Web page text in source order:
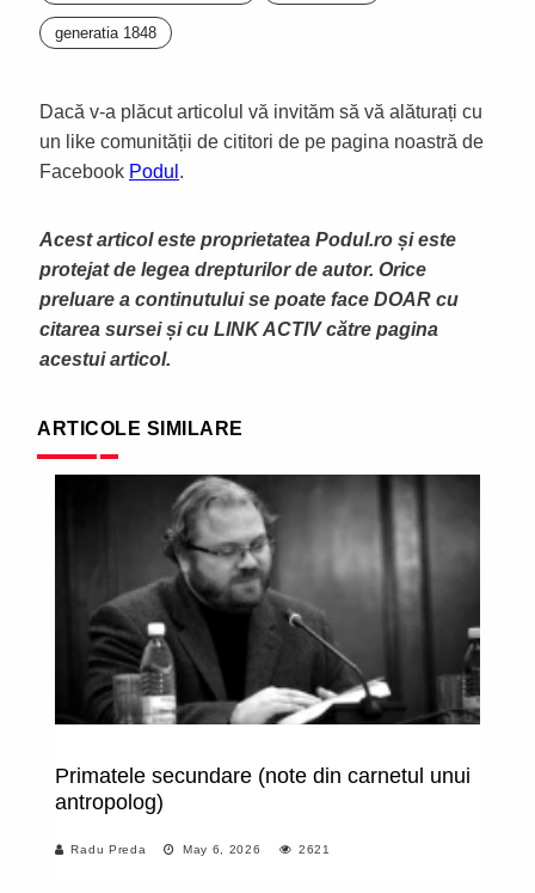
generatia 1848
Dacă v-a plăcut articolul vă invităm să vă alăturați cu
un like comunității de cititori de pe pagina noastră de
Facebook Podul .
Acest articol este proprietatea Podul.ro și este
protejat de legea drepturilor de autor. Orice
preluare a continutului se poate face DOAR cu
citarea sursei și cu LINK ACTIV către pagina
acestui articol.
ARTICOLE SIMILARE
Primatele secundare (note din carnetul unui
antropolog)
Radu Preda May 6, 2026 2621